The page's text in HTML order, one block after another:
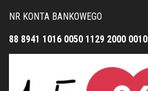
NR KONTA BANKOWEGO
88 8941 1016 0050 1129 2000 0010